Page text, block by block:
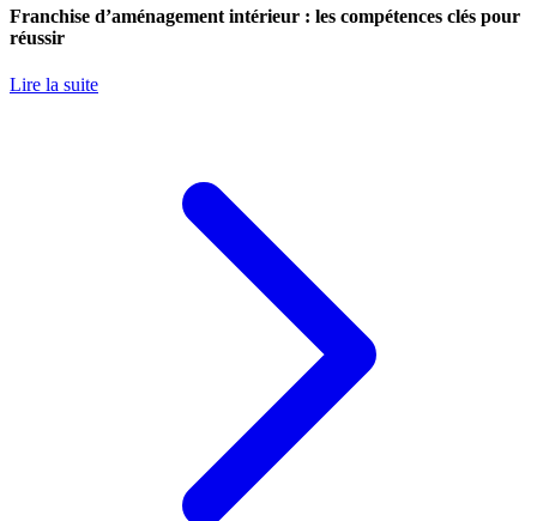
Franchise d’aménagement intérieur : les compétences clés pour
réussir
Lire la suite